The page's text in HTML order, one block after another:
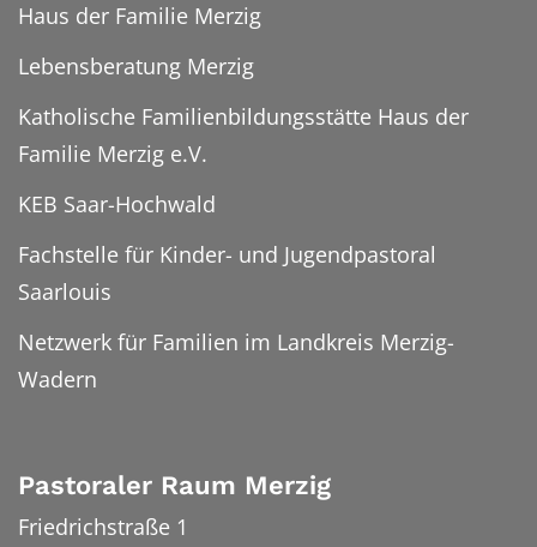
Haus der Familie Merzig
Lebensberatung Merzig
Katholische Familienbildungsstätte Haus der
Familie Merzig e.V.
KEB Saar-Hochwald
Fachstelle für Kinder- und Jugendpastoral
Saarlouis
Netzwerk für Familien im Landkreis Merzig-
Wadern
Pastoraler Raum Merzig
Friedrichstraße 1